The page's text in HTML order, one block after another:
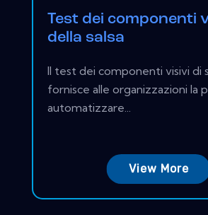
Test dei componenti
della salsa
Il test dei componenti visivi di
fornisce alle organizzazioni la
automatizzare...
View More